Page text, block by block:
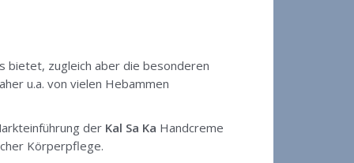
bietet, zugleich aber die besonderen
u.a. von vielen Hebammen
der Kal Sa Ka Handcreme
Körperpflege.